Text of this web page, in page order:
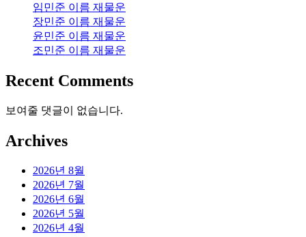
임민준 이름 재물운
장민준 이름 재물운
윤민준 이름 재물운
조민준 이름 재물운
Recent Comments
보여줄 댓글이 없습니다.
Archives
2026년 8월
2026년 7월
2026년 6월
2026년 5월
2026년 4월